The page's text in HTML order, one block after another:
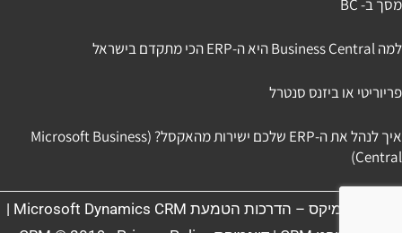
מסך ב- BC
למה Business Central היא ה-ERP הכי מתקדם בישראל
פריוריטי או ביזנס סנטרל
איך לנהל את ה-ERP שלכם ישירות מהאקסל? (Microsoft Business
Central)
תניב דיינמיקס – הדרכות הטמעת Microsoft Dynamics CRM |